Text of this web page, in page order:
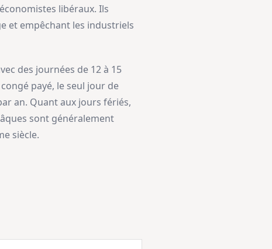
libéraux. Ils
et empêchant les industriels
des journées de 12 à 15
payé, le seul jour de
an. Quant aux jours fériés,
sont généralement
siècle.